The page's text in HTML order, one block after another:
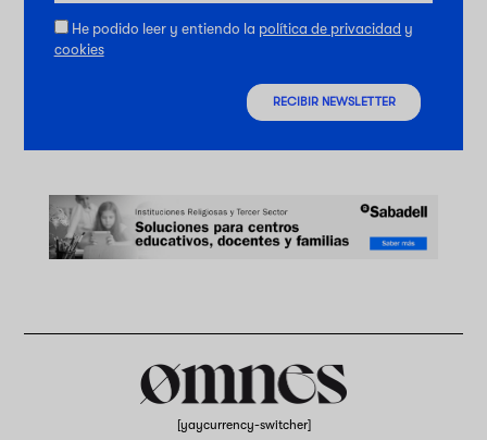
He podido leer y entiendo la política de privacidad y
cookies
RECIBIR NEWSLETTER
[yaycurrency-switcher]